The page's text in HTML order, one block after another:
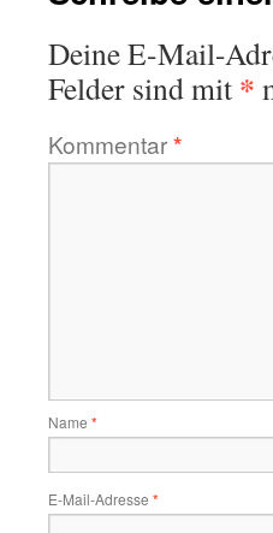
Deine E-Mail-
Felder sind mit *
Kommentar*
Name *
E-Mail-Adresse *